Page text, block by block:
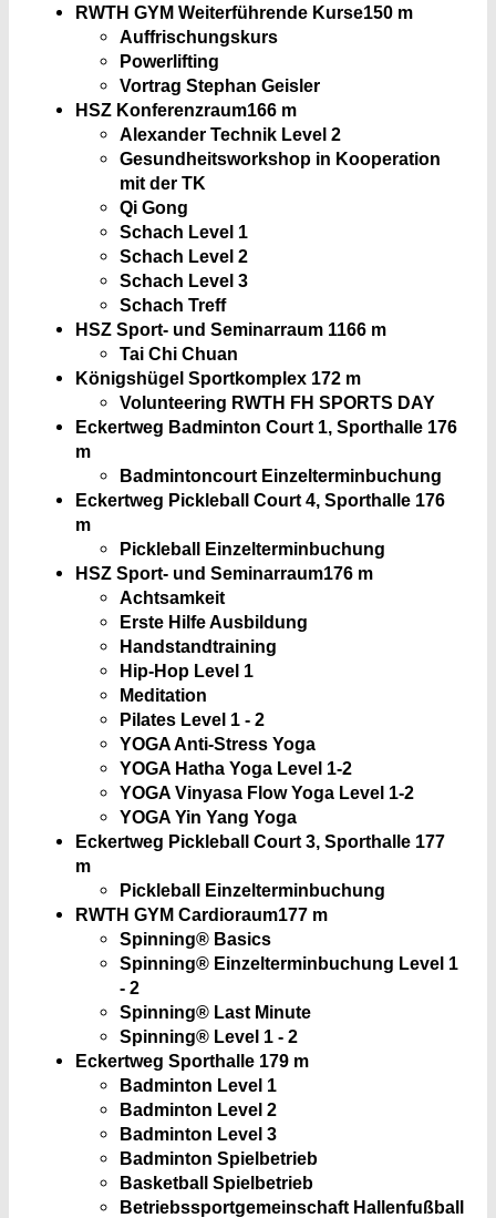
RWTH GYM Weiterführende Kurse150 m
Auffrischungskurs
Powerlifting
Vortrag Stephan Geisler
HSZ Konferenzraum166 m
Alexander Technik Level 2
Gesundheitsworkshop in Kooperation
mit der TK
Qi Gong
Schach Level 1
Schach Level 2
Schach Level 3
Schach Treff
HSZ Sport- und Seminarraum 1166 m
Tai Chi Chuan
Königshügel Sportkomplex 172 m
Volunteering RWTH FH SPORTS DAY
Eckertweg Badminton Court 1, Sporthalle 176
m
Badmintoncourt Einzelterminbuchung
Eckertweg Pickleball Court 4, Sporthalle 176
m
Pickleball Einzelterminbuchung
HSZ Sport- und Seminarraum176 m
Achtsamkeit
Erste Hilfe Ausbildung
Handstandtraining
Hip-Hop Level 1
Meditation
Pilates Level 1 - 2
YOGA Anti-Stress Yoga
YOGA Hatha Yoga Level 1-2
YOGA Vinyasa Flow Yoga Level 1-2
YOGA Yin Yang Yoga
Eckertweg Pickleball Court 3, Sporthalle 177
m
Pickleball Einzelterminbuchung
RWTH GYM Cardioraum177 m
Spinning® Basics
Spinning® Einzelterminbuchung Level 1
- 2
Spinning® Last Minute
Spinning® Level 1 - 2
Eckertweg Sporthalle 179 m
Badminton Level 1
Badminton Level 2
Badminton Level 3
Badminton Spielbetrieb
Basketball Spielbetrieb
Betriebssportgemeinschaft Hallenfußball